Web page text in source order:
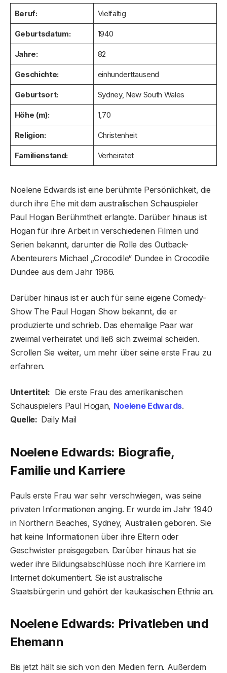
Beruf: Vielfältig
Geburtsdatum: 1940
Jahre: 82
Geschichte: einhunderttausend
Geburtsort: Sydney, New South Wales
Höhe (m): 1,70
Religion: Christenheit
Familienstand: Verheiratet
Noelene Edwards ist eine berühmte Persönlichkeit, die
durch ihre Ehe mit dem australischen Schauspieler
Paul Hogan Berühmtheit erlangte. Darüber hinaus ist
Hogan für ihre Arbeit in verschiedenen Filmen und
Serien bekannt, darunter die Rolle des Outback-
Abenteurers Michael „Crocodile“ Dundee in Crocodile
Dundee aus dem Jahr 1986.
Darüber hinaus ist er auch für seine eigene Comedy-
Show The Paul Hogan Show bekannt, die er
produzierte und schrieb. Das ehemalige Paar war
zweimal verheiratet und ließ sich zweimal scheiden.
Scrollen Sie weiter, um mehr über seine erste Frau zu
erfahren.
Untertitel: Die erste Frau des amerikanischen
Schauspielers Paul Hogan, Noelene Edwards.
Quelle: Daily Mail
Noelene Edwards: Biografie,
Familie und Karriere
Pauls erste Frau war sehr verschwiegen, was seine
privaten Informationen anging. Er wurde im Jahr 1940
in Northern Beaches, Sydney, Australien geboren. Sie
hat keine Informationen über ihre Eltern oder
Geschwister preisgegeben. Darüber hinaus hat sie
weder ihre Bildungsabschlüsse noch ihre Karriere im
Internet dokumentiert. Sie ist australische
Staatsbürgerin und gehört der kaukasischen Ethnie an.
Noelene Edwards: Privatleben und
Ehemann
Bis jetzt hält sie sich von den Medien fern. Außerdem